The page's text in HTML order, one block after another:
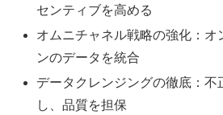
センティブを高める
オムニチャネル戦略の強化：オ
ンのデータを統合
データクレンジングの徹底：不
し、品質を担保